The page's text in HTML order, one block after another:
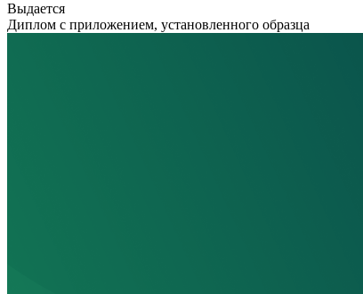
Выдается
Диплом с приложением, установленного образца